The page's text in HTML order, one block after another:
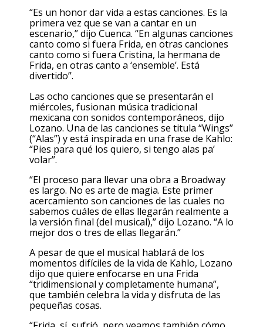
“Es un honor dar vida a estas canciones. Es la
primera vez que se van a cantar en un
escenario,” dijo Cuenca. “En algunas canciones
canto como si fuera Frida, en otras canciones
canto como si fuera Cristina, la hermana de
Frida, en otras canto a ‘ensemble’. Está
divertido”.
Las ocho canciones que se presentarán el
miércoles, fusionan música tradicional
mexicana con sonidos contemporáneos, dijo
Lozano. Una de las canciones se titula “Wings”
(“Alas”) y está inspirada en una frase de Kahlo:
“Pies para qué los quiero, si tengo alas pa’
volar”.
“El proceso para llevar una obra a Broadway
es largo. No es arte de magia. Este primer
acercamiento son canciones de las cuales no
sabemos cuáles de ellas llegarán realmente a
la versión final (del musical),” dijo Lozano. “A lo
mejor dos o tres de ellas llegarán.”
A pesar de que el musical hablará de los
momentos difíciles de la vida de Kahlo, Lozano
dijo que quiere enfocarse en una Frida
“tridimensional y completamente humana”,
que también celebra la vida y disfruta de las
pequeñas cosas.